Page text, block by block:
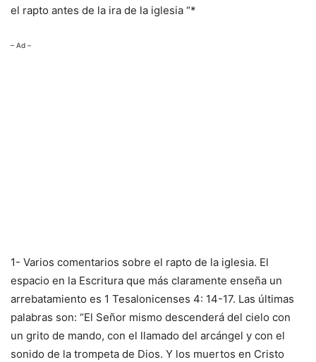
el rapto antes de la ira de la iglesia “*
– Ad –
1- Varios comentarios sobre el rapto de la iglesia. El
espacio en la Escritura que más claramente enseña un
arrebatamiento es 1 Tesalonicenses 4: 14-17. Las últimas
palabras son: “El Señor mismo descenderá del cielo con
un grito de mando, con el llamado del arcángel y con el
sonido de la trompeta de Dios. Y los muertos en Cristo